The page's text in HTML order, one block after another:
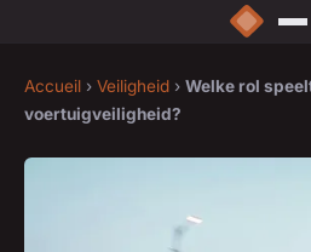
Accueil › Veiligheid › Welke rol
voertuigveiligheid?